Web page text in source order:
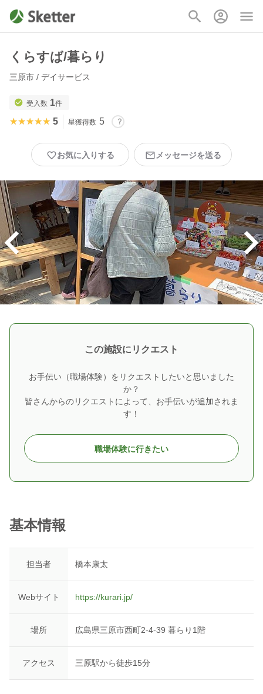
くらすば/暮らり
三原市 / デイサービス
受入数 1件
★★★★★
★★★★★ 5 星獲得数 5
お気に入りする メッセージを送る
この施設にリクエスト
お手伝い（職場体験）をリクエストしたいと思いました
か？
皆さんからのリクエストによって、お手伝いが追加されま
す！
職場体験に行きたい
基本情報
担当者 橋本康太
Webサイト https://kurari.jp/
場所 広島県三原市西町2-4-39 暮らり1階
アクセス 三原駅から徒歩15分